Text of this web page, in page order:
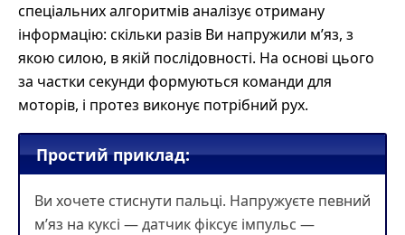
спеціальних алгоритмів аналізує отриману
інформацію: скільки разів Ви напружили м’яз, з
якою силою, в якій послідовності. На основі цього
за частки секунди формуються команди для
моторів, і протез виконує потрібний рух.
Простий приклад:
Ви хочете стиснути пальці. Напружуєте певний
м’яз на куксі — датчик фіксує імпульс —